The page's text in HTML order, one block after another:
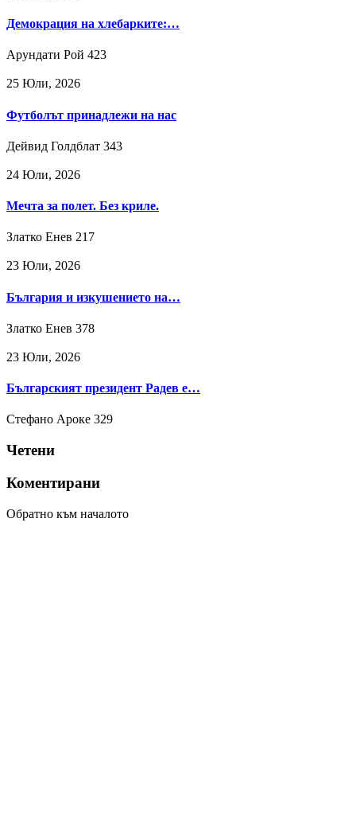
Демокрация на хлебарките:…
Арундати Рой 423
25 Юли, 2026
Футболът принадлежи на нас
Дейвид Голдблат 343
24 Юли, 2026
Мечта за полет. Без криле.
Златко Енев 217
23 Юли, 2026
България и изкушението на…
Златко Енев 378
23 Юли, 2026
Българският президент Радев е…
Стефано Ароке 329
Четени
Коментирани
Обратно към началото